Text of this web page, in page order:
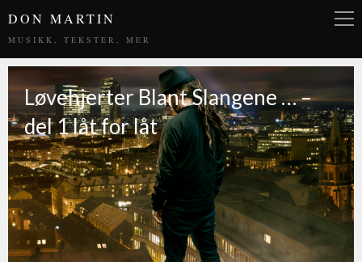
DON MARTIN
MUSIKK, TEKSTER, MER
Løvehjerter Blant Slangene … –
del 1 låt for låt